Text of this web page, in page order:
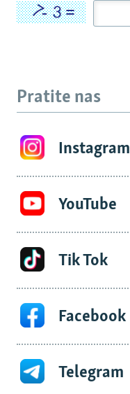
Pratite nas
Instagram
YouTube
Tik Tok
Facebook
Telegram